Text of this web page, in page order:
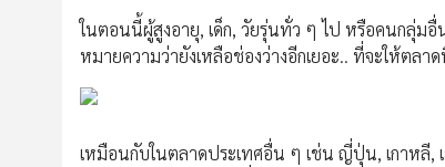
ในตอนนี้ผู้สูงอายุ, เด็ก, วัยรุ่นทั่ว ๆ ไป หรือคนกลุ่
หมายความว่ายังเหลือช่องว่างอีกเยอะ.. ที่จะให้ตลา
เหมือนกับในตลาดประเทศอื่น ๆ เช่น ญี่ปุ่น, เกาหลี,